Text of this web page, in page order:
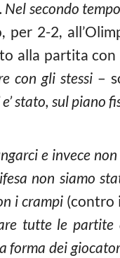
secondo
2-2,
alla partita con
con gli stessi –
stato, sul piano
e invece
non siamo
i crampi (contro
tutte le partite
dei